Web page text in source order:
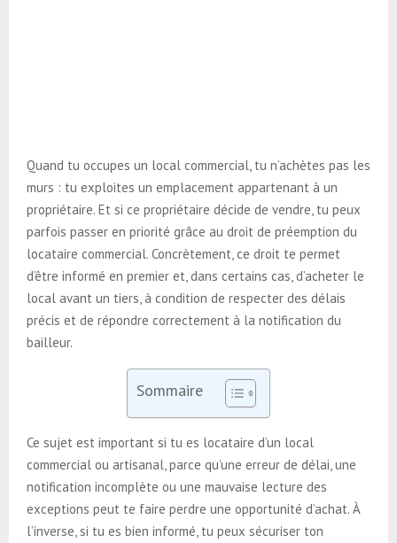
Quand tu occupes un local commercial, tu n’achètes pas les
murs : tu exploites un emplacement appartenant à un
propriétaire. Et si ce propriétaire décide de vendre, tu peux
parfois passer en priorité grâce au droit de préemption du
locataire commercial. Concrètement, ce droit te permet
d’être informé en premier et, dans certains cas, d’acheter le
local avant un tiers, à condition de respecter des délais
précis et de répondre correctement à la notification du
bailleur.
Sommaire
Ce sujet est important si tu es locataire d’un local
commercial ou artisanal, parce qu’une erreur de délai, une
notification incomplète ou une mauvaise lecture des
exceptions peut te faire perdre une opportunité d’achat. À
l’inverse, si tu es bien informé, tu peux sécuriser ton